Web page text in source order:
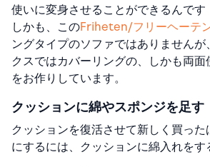
使いに変身させることができるんです
しかも、このFriheten/フリーヘーテ
ングタイプのソファではありません
クスではカバーリングの、しかも両
をお作りしています。
クッションに綿やスポンジを足す
クッションを復活させて新しく買った
にするには、クッションに綿入れをす